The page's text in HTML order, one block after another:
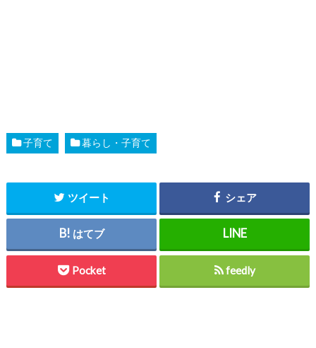
子育て 暮らし・子育て
ツイート シェア
はてブ
Pocket feedly